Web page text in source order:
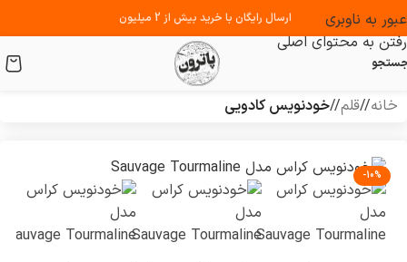
عبور به ناوبری
رفتن به محتوای اصلی
ارسال رایگان با خرید بیش از 2 میلیون
خانه/ قلم/ خودنویس کادویی
-10%